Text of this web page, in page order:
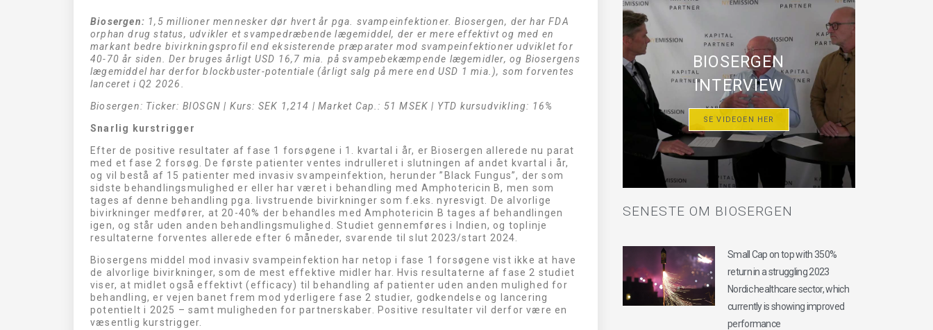
Biosergen: 1,5 millioner mennesker dør hvert år pga. svampeinfektioner. Biosergen, der har FDA
orphan drug status, udvikler et svampedræbende lægemiddel, der er mere effektivt og med en
markant bedre bivirkningsprofil end eksisterende præparater mod svampeinfektioner udviklet for
40-70 år siden. Der bruges årligt USD 16,7 mia. på svampebekæmpende lægemidler, og Biosergens
lægemiddel har derfor blockbuster-potentiale (årligt salg på mere end USD 1 mia.), som forventes
lanceret i Q2 2026.
Biosergen: Ticker: BIOSGN | Kurs: SEK 1,214 | Market Cap.: 51 MSEK | YTD kursudvikling: 16%
Snarlig kurstrigger
Efter de positive resultater af fase 1 forsøgene i 1. kvartal i år, er Biosergen allerede nu parat
med et fase 2 forsøg. De første patienter ventes indrulleret i slutningen af andet kvartal i år,
og vil bestå af 15 patienter med invasiv svampeinfektion, herunder ”Black Fungus”, der som
sidste behandlingsmulighed er eller har været i behandling med Amphotericin B, men som
tages af denne behandling pga. livstruende bivirkninger som f.eks. nyresvigt. De alvorlige
bivirkninger medfører, at 20-40% der behandles med Amphotericin B tages af behandlingen
igen, og står uden anden behandlingsmulighed. Studiet gennemføres i Indien, og toplinje
resultaterne forventes allerede efter 6 måneder, svarende til slut 2023/start 2024.
Biosergens middel mod invasiv svampeinfektion har netop i fase 1 forsøgene vist ikke at have
de alvorlige bivirkninger, som de mest effektive midler har. Hvis resultaterne af fase 2 studiet
viser, at midlet også effektivt (efficacy) til behandling af patienter uden anden mulighed for
behandling, er vejen banet frem mod yderligere fase 2 studier, godkendelse og lancering
potentielt i 2025 – samt muligheden for partnerskaber. Positive resultater vil derfor være en
væsentlig kurstrigger.
BIOSERGEN
INTERVIEW
SE VIDEOEN HER
SENESTE OM BIOSERGEN
Small Cap on top with 350%
return in a struggling 2023
Nordic healthcare sector, which
currently is showing improved
performance